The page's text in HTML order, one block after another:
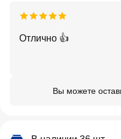
Отлично 👍
Вы можете